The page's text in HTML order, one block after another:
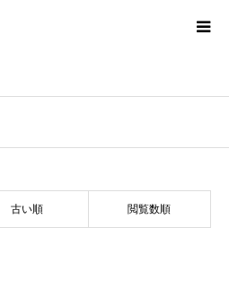
古い順 閲覧数順